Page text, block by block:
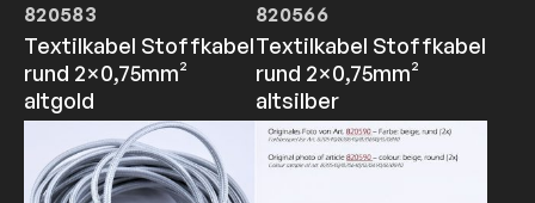
820583
Textilkabel Stoffkabel
rund 2×0,75mm²
altgold
820566
Textilkabel Stoffkabel
rund 2×0,75mm²
altsilber